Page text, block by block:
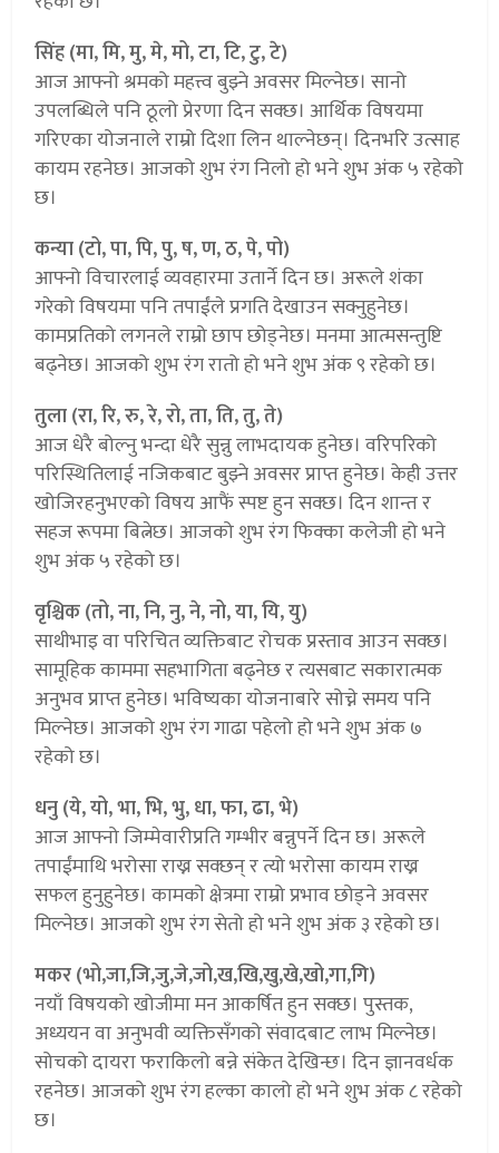
सिंह (मा, मि, मु, मे, मो, टा, टि, टु, टे)
आज आफ्नो श्रमको महत्त्व बुझ्ने अवसर मिल्नेछ। सानो
उपलब्धिले पनि ठूलो प्रेरणा दिन सक्छ। आर्थिक विषयमा
गरिएका योजनाले राम्रो दिशा लिन थाल्नेछन्। दिनभरि उत्साह
कायम रहनेछ। आजको शुभ रंग निलो हो भने शुभ अंक ५ रहेको
छ।
कन्या (टो, पा, पि, पु, ष, ण, ठ, पे, पो)
आफ्नो विचारलाई व्यवहारमा उतार्ने दिन छ। अरूले शंका
गरेको विषयमा पनि तपाईंले प्रगति देखाउन सक्नुहुनेछ।
कामप्रतिको लगनले राम्रो छाप छोड्नेछ। मनमा आत्मसन्तुष्टि
बढ्नेछ। आजको शुभ रंग रातो हो भने शुभ अंक ९ रहेको छ।
तुला (रा, रि, रु, रे, रो, ता, ति, तु, ते)
आज धेरै बोल्नु भन्दा धेरै सुन्नु लाभदायक हुनेछ। वरिपरिको
परिस्थितिलाई नजिकबाट बुझ्ने अवसर प्राप्त हुनेछ। केही उत्तर
खोजिरहनुभएको विषय आफैं स्पष्ट हुन सक्छ। दिन शान्त र
सहज रूपमा बित्नेछ। आजको शुभ रंग फिक्का कलेजी हो भने
शुभ अंक ५ रहेको छ।
वृश्चिक (तो, ना, नि, नु, ने, नो, या, यि, यु)
साथीभाइ वा परिचित व्यक्तिबाट रोचक प्रस्ताव आउन सक्छ।
सामूहिक काममा सहभागिता बढ्नेछ र त्यसबाट सकारात्मक
अनुभव प्राप्त हुनेछ। भविष्यका योजनाबारे सोच्ने समय पनि
मिल्नेछ। आजको शुभ रंग गाढा पहेलो हो भने शुभ अंक ७
रहेको छ।
धनु (ये, यो, भा, भि, भु, धा, फा, ढा, भे)
आज आफ्नो जिम्मेवारीप्रति गम्भीर बन्नुपर्ने दिन छ। अरूले
तपाईंमाथि भरोसा राख्न सक्छन् र त्यो भरोसा कायम राख्न
सफल हुनुहुनेछ। कामको क्षेत्रमा राम्रो प्रभाव छोड्ने अवसर
मिल्नेछ। आजको शुभ रंग सेतो हो भने शुभ अंक ३ रहेको छ।
मकर (भो,जा,जि,जु,जे,जो,ख,खि,खु,खे,खो,गा,गि)
नयाँ विषयको खोजीमा मन आकर्षित हुन सक्छ। पुस्तक,
अध्ययन वा अनुभवी व्यक्तिसँगको संवादबाट लाभ मिल्नेछ।
सोचको दायरा फराकिलो बन्ने संकेत देखिन्छ। दिन ज्ञानवर्धक
रहनेछ। आजको शुभ रंग हल्का कालो हो भने शुभ अंक ८ रहेको
छ।